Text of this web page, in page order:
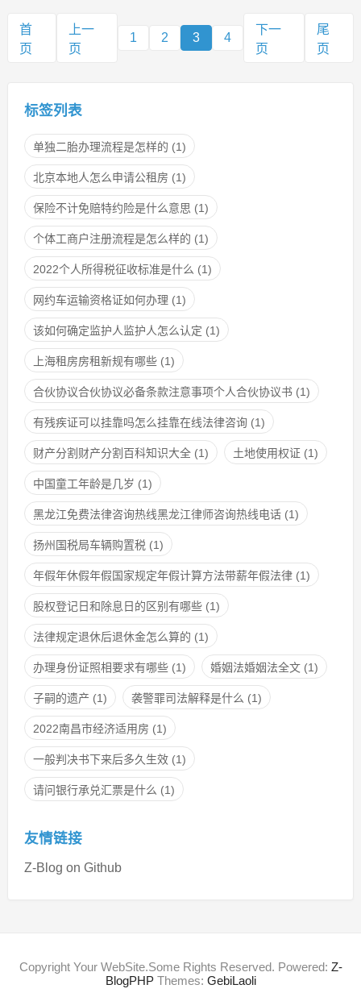
首
页
上一
页
1 2 3 4
下一
页
尾
页
标签列表
单独二胎办理流程是怎样的 (1)
北京本地人怎么申请公租房 (1)
保险不计免赔特约险是什么意思 (1)
个体工商户注册流程是怎么样的 (1)
2022个人所得税征收标准是什么 (1)
网约车运输资格证如何办理 (1)
该如何确定监护人监护人怎么认定 (1)
上海租房房租新规有哪些(1)
合伙协议合伙协议必备条款注意事项个人合伙协议书(1)
有残疾证可以挂靠吗怎么挂靠在线法律咨询 (1)
财产分割财产分割百科知识大全(1) 土地使用权证 (1)
中国童工年龄是几岁 (1)
黑龙江免费法律咨询热线黑龙江律师咨询热线电话(1)
扬州国税局车辆购置税 (1)
年假年休假年假国家规定年假计算方法带薪年假法律(1)
股权登记日和除息日的区别有哪些(1)
法律规定退休后退休金怎么算的 (1)
办理身份证照相要求有哪些(1) 婚姻法婚姻法全文(1)
子嗣的遗产 (1) 袭警罪司法解释是什么 (1)
2022南昌市经济适用房 (1)
一般判决书下来后多久生效(1)
请问银行承兑汇票是什么 (1)
友情链接
Z-Blog on Github
Copyright Your WebSite.Some Rights Reserved. Powered: Z-
BlogPHPThemes: GebiLaoli